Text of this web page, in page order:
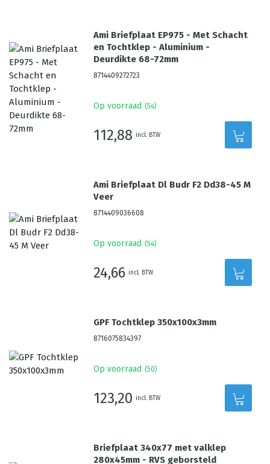
Ami Briefplaat EP975 - Met Schacht
en Tochtklep - Aluminium -
Deurdikte 68-72mm
8714409272723
Op voorraad (54)
112,88 incl. BTW
Ami Briefplaat Dl Budr F2 Dd38-45 M
Veer
8714409036608
Op voorraad (54)
24,66 incl. BTW
GPF Tochtklep 350x100x3mm
8716075834397
Op voorraad (50)
123,20 incl. BTW
Briefplaat 340x77 met valklep
280x45mm - RVS geborsteld